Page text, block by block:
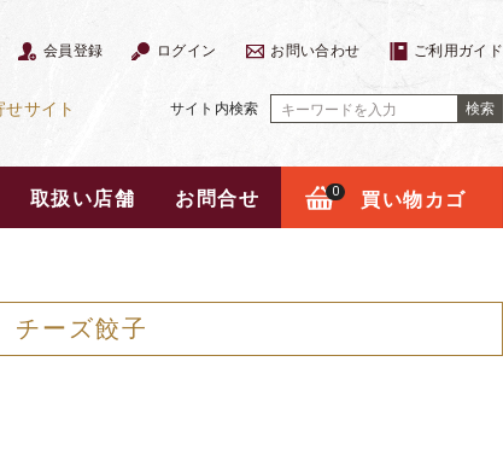
会員登録 ログイン お問い合わせ ご利用ガイド
サイト サイト内検索 検索
取扱い店舗 お問合せ 0 買い物カゴ
チーズ餃子